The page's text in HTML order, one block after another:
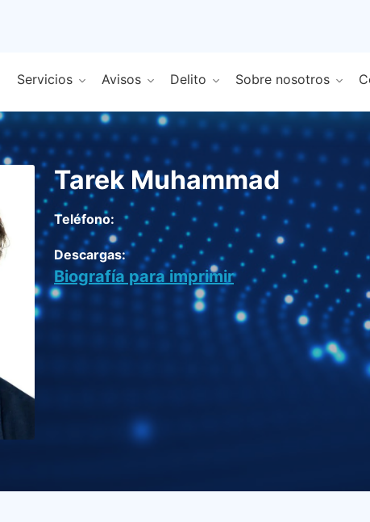
Servicios Avisos Delito Sobre nosotros
Tarek Muhammad
Teléfono:
Descargas:
Biografía para imprimir